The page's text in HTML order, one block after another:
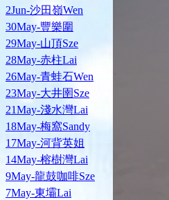
2Jun-沙田嶺Wen
30May-豐樂圍
29May-山頂Sze
28May-赤柱Lai
26May-青蛙石Wen
23May-大井圉Sze
21May-淺水灣Lai
18May-梅窩Sandy
17May-河背英姐
14May-榕樹灣Lai
9May-龍鼓咖啡Sze
7May-東壩Lai